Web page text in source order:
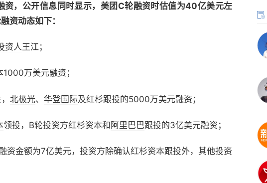
资，公开信息同时显示，美团C轮融资时估值为40亿美元左
资动态如下：
资人王江；
1000万美元融资；
北极光、 华登国际及红杉跟投的5000万美元融资；
领投，B轮投资方红杉资本和 阿里巴巴跟投的3亿美元融资；
金额为7亿美元，投资方除确认红杉资本跟投外，其他投资